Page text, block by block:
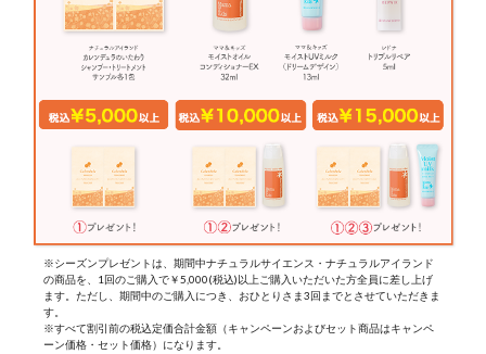
※シーズンプレゼントは、期間中ナチュラルサイエンス・ナチュラルアイランド
の商品を、1回のご購入で￥5,000(税込)以上ご購入いただいた方全員に差し上げ
ます。ただし、期間中のご購入につき、おひとりさま3回までとさせていただきま
す。
※すべて割引前の税込定価合計金額（キャンペーンおよびセット商品はキャンペ
ーン価格・セット価格）になります。